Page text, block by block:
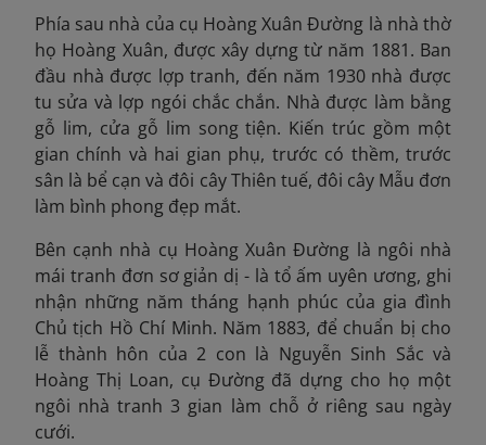
Phía sau nhà của cụ Hoàng Xuân Đường là nhà thờ
họ Hoàng Xuân, được xây dựng từ năm 1881. Ban
đầu nhà được lợp tranh, đến năm 1930 nhà được
tu sửa và lợp ngói chắc chắn. Nhà được làm bằng
gỗ lim, cửa gỗ lim song tiện. Kiến trúc gồm một
gian chính và hai gian phụ, trước có thềm, trước
sân là bể cạn và đôi cây Thiên tuế, đôi cây Mẫu đơn
làm bình phong đẹp mắt.
Bên cạnh nhà cụ Hoàng Xuân Đường là ngôi nhà
mái tranh đơn sơ giản dị - là tổ ấm uyên ương, ghi
nhận những năm tháng hạnh phúc của gia đình
Chủ tịch Hồ Chí Minh. Năm 1883, để chuẩn bị cho
lễ thành hôn của 2 con là Nguyễn Sinh Sắc và
Hoàng Thị Loan, cụ Đường đã dựng cho họ một
ngôi nhà tranh 3 gian làm chỗ ở riêng sau ngày
cưới.